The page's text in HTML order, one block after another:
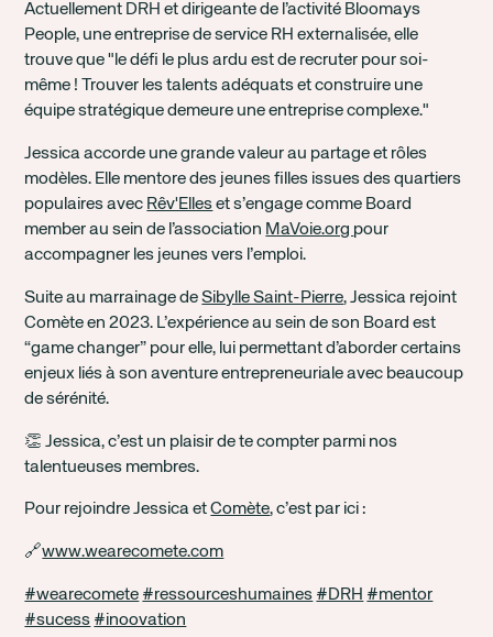
Actuellement DRH et dirigeante de l’activité Bloomays
People, une entreprise de service RH externalisée, elle
trouve que "le défi le plus ardu est de recruter pour soi-
même ! Trouver les talents adéquats et construire une
équipe stratégique demeure une entreprise complexe."
Jessica accorde une grande valeur au partage et rôles
modèles. Elle mentore des jeunes filles issues des quartiers
populaires avec Rêv'Elleset s’engage comme Board
member au sein de l’association MaVoie.org pour
accompagner les jeunes vers l’emploi.
Suite au marrainage deSibylle Saint-Pierre, Jessica rejoint
Comète en 2023. L’expérience au sein de son Board est
“game changer” pour elle, lui permettant d’aborder certains
enjeux liés à son aventure entrepreneuriale avec beaucoup
de sérénité.
👏 Jessica, c’est un plaisir de te compter parmi nos
talentueuses membres.
Pour rejoindre Jessica etComète, c’est par ici :
🔗www.wearecomete.com
#wearecomete #ressourceshumaines #DRH #mentor
#sucess #inoovation